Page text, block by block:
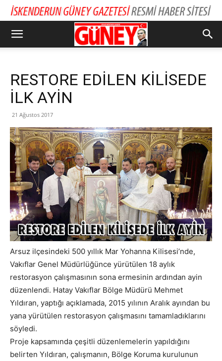
RESTORE EDİLEN KİLİSEDE
İLK AYİN
21 Ağustos 2017
Arsuz ilçesindeki 500 yıllık Mar Yohanna Kilisesi’nde,
Vakıflar Genel Müdürlüğünce yürütülen 18 aylık
restorasyon çalışmasının sona ermesinin ardından ayin
düzenlendi. Hatay Vakıflar Bölge Müdürü Mehmet
Yıldıran, yaptığı açıklamada, 2015 yılının Aralık ayından bu
yana yürütülen restorasyon çalışmasını tamamladıklarını
söyledi.
Proje kapsamında çeşitli düzenlemelerin yapıldığını
belirten Yıldıran, çalışmanın, Bölge Koruma kurulunun